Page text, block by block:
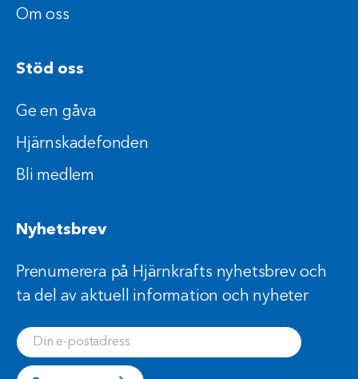
Om oss
Stöd oss
Ge en gåva
Hjärnskadefonden
Bli medlem
Nyhetsbrev
Prenumerera på Hjärnkrafts nyhetsbrev och
ta del av aktuell information och nyheter
Din e-postadress